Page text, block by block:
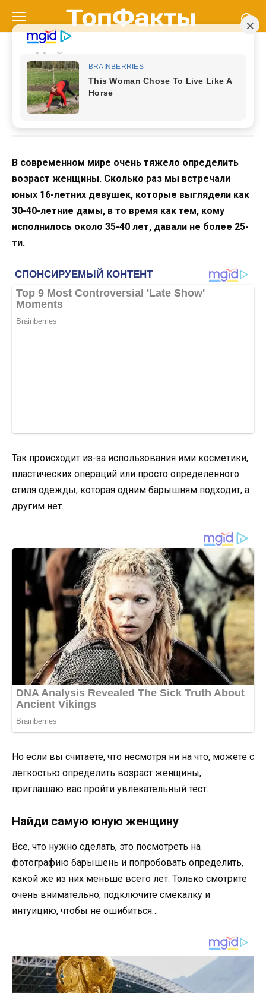
контенту
Найдите самую молодую
женщину: угадывают
единицы.
В современном мире очень тяжело определить
возраст женщины. Сколько раз мы встречали
юных 16-летних девушек, которые выглядели как
30-40-летние дамы, в то время как тем, кому
исполнилось около 35-40 лет, давали не более 25-
ти.
Так происходит из-за использования ими косметики,
пластических операций или просто определенного
стиля одежды, которая одним барышням подходит, а
другим нет.
Но если вы считаете, что несмотря ни на что, можете с
легкостью определить возраст женщины,
приглашаю вас пройти увлекательный тест.
Найди самую юную женщину
Все, что нужно сделать, это посмотреть на
фотографию барышень и попробовать определить,
какой же из них меньше всего лет. Только смотрите
очень внимательно, подключите смекалку и
интуицию, чтобы не ошибиться…